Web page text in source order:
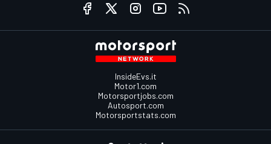
InsideEvs.it
Motor1.com
Motorsportjobs.com
Autosport.com
Motorsportstats.com